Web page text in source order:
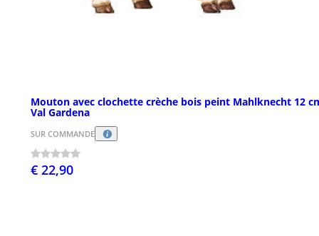
Mouton avec clochette crèche bois peint Mahlknecht 12
Val Gardena
SUR COMMANDE
€ 22,90